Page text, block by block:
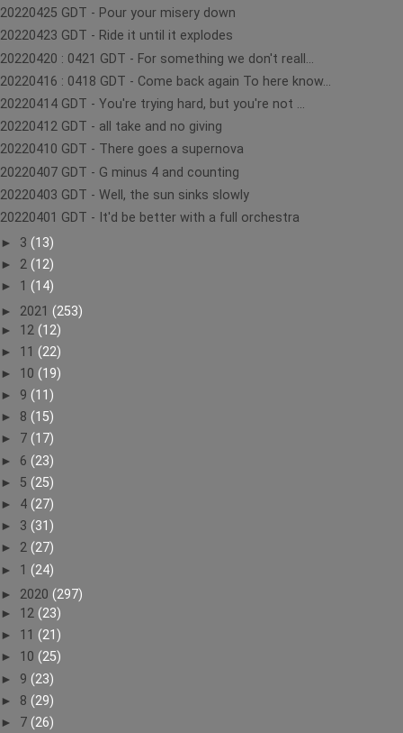
20220425 GDT - Pour your misery down
20220423 GDT - Ride it until it explodes
20220420 : 0421 GDT - For something we don't reall...
20220416 : 0418 GDT - Come back again To here know...
20220414 GDT - You're trying hard, but you're not ...
20220412 GDT - all take and no giving
20220410 GDT - There goes a supernova
20220407 GDT - G minus 4 and counting
20220403 GDT - Well, the sun sinks slowly
20220401 GDT - It'd be better with a full orchestra
► 3 (13)
► 2 (12)
► 1 (14)
► 2021 (253)
► 12 (12)
► 11 (22)
► 10 (19)
► 9 (11)
► 8 (15)
► 7 (17)
► 6 (23)
► 5 (25)
► 4 (27)
► 3 (31)
► 2 (27)
► 1 (24)
► 2020 (297)
► 12 (23)
► 11 (21)
► 10 (25)
► 9 (23)
► 8 (29)
► 7 (26)